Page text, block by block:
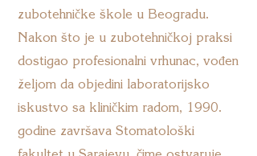
zubotehničke škole u Beogradu.
Nakon što je u zubotehničkoj praksi
dostigao profesionalni vrhunac, vođen
željom da objedini laboratorijsko
iskustvo sa kliničkim radom, 1990.
godine završava Stomatološki